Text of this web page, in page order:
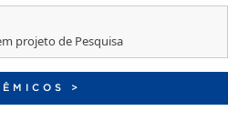
projeto de Pesquisa
>